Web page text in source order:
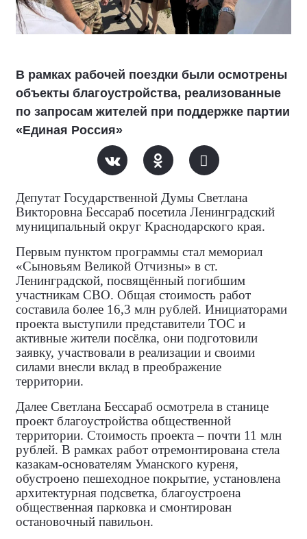
В рамках рабочей поездки были осмотрены
объекты благоустройства, реализованные
по запросам жителей при поддержке партии
«Единая Россия»
Депутат Государственной Думы Светлана
Викторовна Бессараб посетила Ленинградский
муниципальный округ Краснодарского края.
Первым пунктом программы стал мемориал
«Сыновьям Великой Отчизны» в ст.
Ленинградской, посвящённый погибшим
участникам СВО. Общая стоимость работ
составила более 16,3 млн рублей. Инициаторами
проекта выступили представители ТОС и
активные жители посёлка, они подготовили
заявку, участвовали в реализации и своими
силами внесли вклад в преображение
территории.
Далее Светлана Бессараб осмотрела в станице
проект благоустройства общественной
территории. Стоимость проекта – почти 11 млн
рублей. В рамках работ отремонтирована стела
казакам‑основателям Уманского куреня,
обустроено пешеходное покрытие, установлена
архитектурная подсветка, благоустроена
общественная парковка и смонтирован
остановочный павильон.